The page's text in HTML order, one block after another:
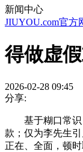
新闻中心
JIUYOU.com官方
得做虚
2026-02-28 09:45
分享:
基于糊口常识
款；仅为李先生
正在、全面，顿